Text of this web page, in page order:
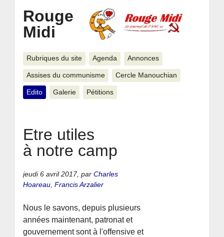
Rouge
Midi
Rubriques du site Agenda Annonces
Assises du communisme Cercle Manouchian
Edito Galerie Pétitions
Etre utiles
à notre camp
jeudi 6 avril 2017,parCharles
Hoareau,Francis Arzalier
Nous le savons, depuis plusieurs
années maintenant, patronat et
gouvernement sont à l'offensive et